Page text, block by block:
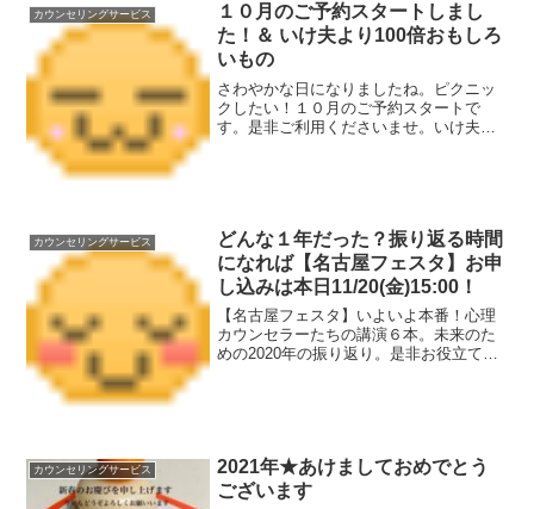
カウンセリングサービス
１０月のご予約スタートしまし
た！＆ いけ夫より100倍おもしろ
いもの
さわやかな日になりましたね。ピクニッ
クしたい！１０月のご予約スタートで
す。是非ご利用くださいませ。いけ夫の
カウンセリングサービス
どんな１年だった？振り返る時間
になれば【名古屋フェスタ】お申
し込みは本日11/20(金)15:00！
【名古屋フェスタ】いよいよ本番！心理
カウンセラーたちの講演６本。未来のた
めの2020年の振り返り。是非お役立てく
カウンセリングサービス
2021年★あけましておめでとう
ございます